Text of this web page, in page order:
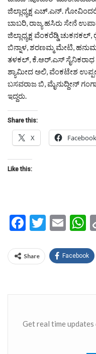
ಜಿಲ್ಲಾಧ್ಯಕ್ಷ ಎಚ್.ಎನ್.
ಬಾಬರಿ, ರಾಜ್ಯ ಹಸಿರು ಸೇನೆ
ಜಿಲ್ಲಾಧ್ಯಕ್ಷ ವೆಂಕರೆಡ್ಡಿ
ಬಿನ್ನಾಳ, ಶರಣಮ್ಮ ಮೇಟಿ,
ತಳಕಲ್, ಕೆ.ಆರ್.ಎಸ್
ಶ್ಯಾಮೀದ ಅಲಿ, ವೆಂಕಟೇಶ
ಬಸವರಾಜ ಬಿ, ಮೈನುದ್ದೀನ್
ಇದ್ದರು.
Share this:
X Facebook
Like this:
Facebook
Share Facebook
Get real time